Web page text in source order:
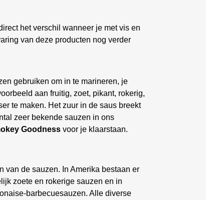
het verschil wanneer je met vis en
van deze producten nog verder
gebruiken om in te marineren, je
aan fruitig, zoet, pikant, rokerig,
te maken. Het zuur in de saus breekt
zeer bekende sauzen in ons
Goodness voor je klaarstaan.
van de sauzen. In Amerika bestaan er
zoete en rokerige sauzen en in
barbecuesauzen. Alle diverse